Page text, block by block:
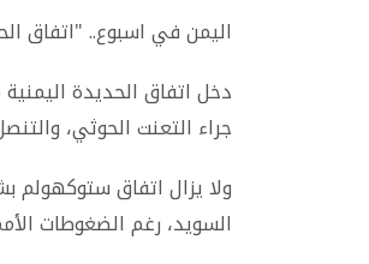
اليمن في اسبوع.. "اتفاق
دخل اتفاق الحديدة
جراء التعنت الحوثي،
ولا يزال اتفاق
السويد، رغم الضغوطات